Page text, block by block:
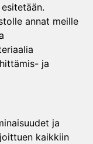
annat meille
ja
ja
kaikkiin